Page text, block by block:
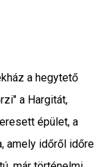
a hegytető
a Hargitát,
épület, a
amely időről időre